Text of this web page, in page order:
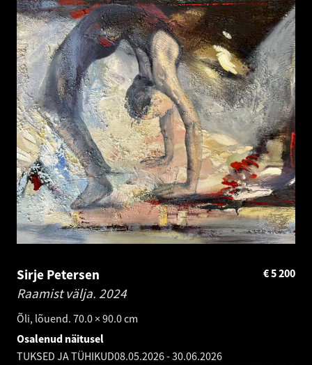
Sirje Petersen
Raamist välja. 2024
Õli, lõuend. 70.0 × 90.0 cm
5 200
€
Osalenud näitusel
TUKSED JA TÜHIKUD08.05.2026-30.06.2026